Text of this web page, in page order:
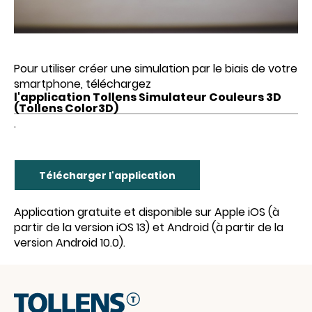
Pour utiliser créer une simulation par le biais de votre
smartphone, téléchargez
l'application Tollens Simulateur Couleurs 3D
(Tollens Color3D)
.
Télécharger l'application
Application gratuite et disponible sur Apple iOS (à
partir de la version iOS 13) et Android (à partir de la
version Android 10.0).